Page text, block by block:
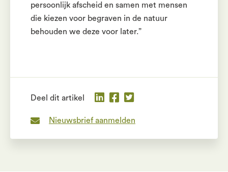
persoonlijk afscheid en samen met mensen
die kiezen voor begraven in de natuur
behouden we deze voor later.”
Deel dit artikel
Nieuwsbrief aanmelden